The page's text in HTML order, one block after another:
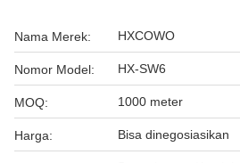
Nama Merek: HXCOWO
Nomor Model: HX-SW6
MOQ: 1000 meter
Harga: Bisa dinegosiasikan